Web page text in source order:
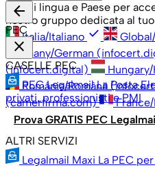
Scegli lingua e Paese per
nostro gruppo dedicata al
Italia/Italiano check
Germany/German
(infocert.digital)
România/Română
(camerfirma.com)
arrow_back
PEC
close
CASELLE PEC
PEC Legalmail La Posta
privati, professionisti e PMI
Prova GRATIS PEC
ALTRI SERVIZI
Legalmail Maxi La PEC